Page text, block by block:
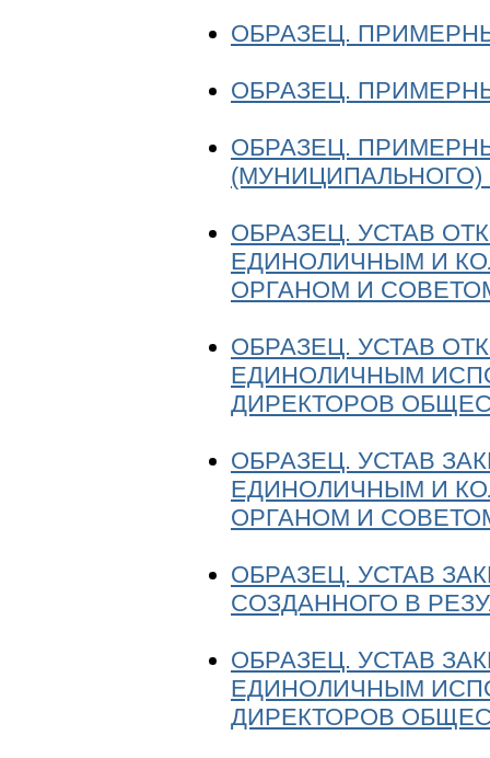
ОБРАЗЕЦ.
ОБРАЗЕЦ.
ОБРАЗЕЦ.
ОБРАЗЕЦ. УСТАВ
ЕДИНОЛИЧНЫМ И
ОРГАНОМ И
ОБРАЗЕЦ. УСТАВ
ЕДИНОЛИЧНЫМ
ДИРЕКТОРОВ
ОБРАЗЕЦ. УСТАВ
ЕДИНОЛИЧНЫМ И
ОРГАНОМ И
ОБРАЗЕЦ. УСТАВ
СОЗДАННОГО В
ОБРАЗЕЦ. УСТАВ
ЕДИНОЛИЧНЫМ
ДИРЕКТОРОВ